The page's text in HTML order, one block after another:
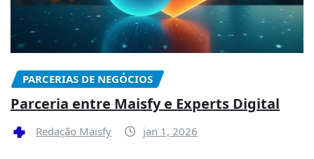
PARCERIAS DE NEGÓCIOS
Parceria entre Maisfy e Experts Digital
Redação Maisfy jan 1, 2026